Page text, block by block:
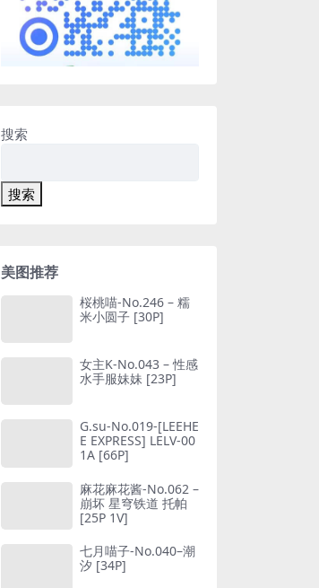
搜索
搜索
美图推荐
桜桃喵-No.246 – 糯
米小圆子 [30P]
女主K-No.043 – 性感
水手服妹妹 [23P]
G.su-No.019-[LEEHE
E EXPRESS] LELV-00
1A [66P]
麻花麻花酱-No.062 –
崩坏 星穹铁道 托帕
[25P 1V]
七月喵子-No.040–潮
汐 [34P]